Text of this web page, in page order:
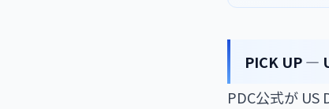
PICK UP —
PDC公式が